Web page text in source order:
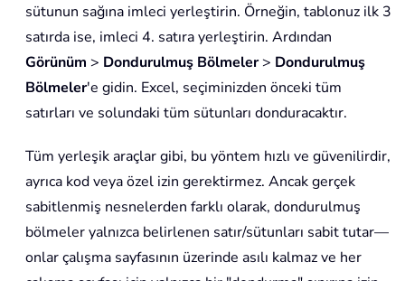
sütunun sağına imleci yerleştirin. Örneğin, tablonuz ilk 3
satırda ise, imleci 4. satıra yerleştirin. Ardından
Görünüm > Dondurulmuş Bölmeler> Dondurulmuş
Bölmeler'e gidin. Excel, seçiminizden önceki tüm
satırları ve solundaki tüm sütunları donduracaktır.
Tüm yerleşik araçlar gibi, bu yöntem hızlı ve güvenilirdir,
ayrıca kod veya özel izin gerektirmez. Ancak gerçek
sabitlenmiş nesnelerden farklı olarak, dondurulmuş
bölmeler yalnızca belirlenen satır/sütunları sabit tutar—
onlar çalışma sayfasının üzerinde asılı kalmaz ve her